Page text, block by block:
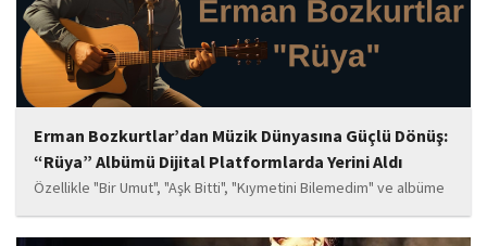
Erman Bozkurtlar’dan Müzik Dünyasına Güçlü Dönüş:
“Rüya” Albümü Dijital Platformlarda Yerini Aldı
Özellikle "Bir Umut", "Aşk Bitti", "Kıymetini Bilemedim" ve albüme
adını veren "Rüya" parçalarının kısa süre içerisinde öne çıkan
eserler arasında yer alması bekleniyor. Albüm, sanatçının önceki